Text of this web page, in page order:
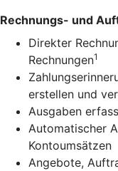
Rechnungs- und
Direkter
Rechnungen1
erstellen und
Ausgaben
Automatischer
Kontoumsätzen
Angebote,